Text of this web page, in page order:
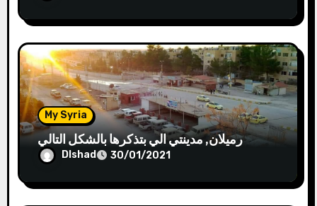
My Syria
رميلان, مدينتي الي بتذكرها بالشكل التالي
Dlshad 30/01/2021